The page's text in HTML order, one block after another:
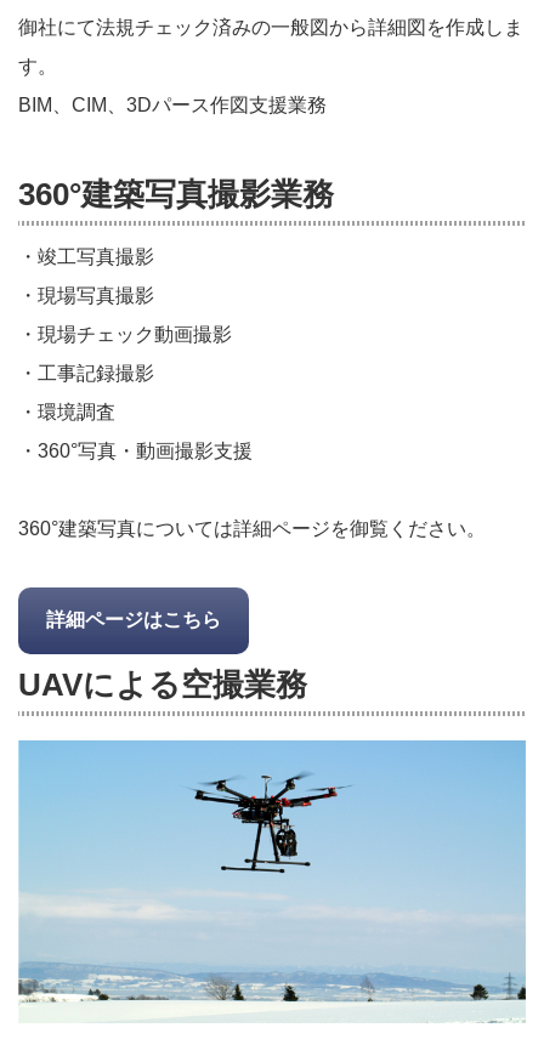
御社にて法規チェック済みの一般図から詳細図を作成しま
す。
BIM、CIM、3Dパース作図支援業務
360°建築写真撮影業務
・竣工写真撮影
・現場写真撮影
・現場チェック動画撮影
・工事記録撮影
・環境調査
・360°写真・動画撮影支援
360°建築写真については詳細ページを御覧ください。
詳細ページはこちら
UAVによる空撮業務